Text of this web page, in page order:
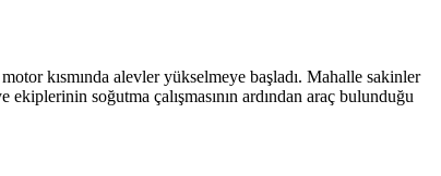
kısmında alevler yükselmeye başladı. Mahalle sakinler
soğutma çalışmasının ardından araç bulunduğu